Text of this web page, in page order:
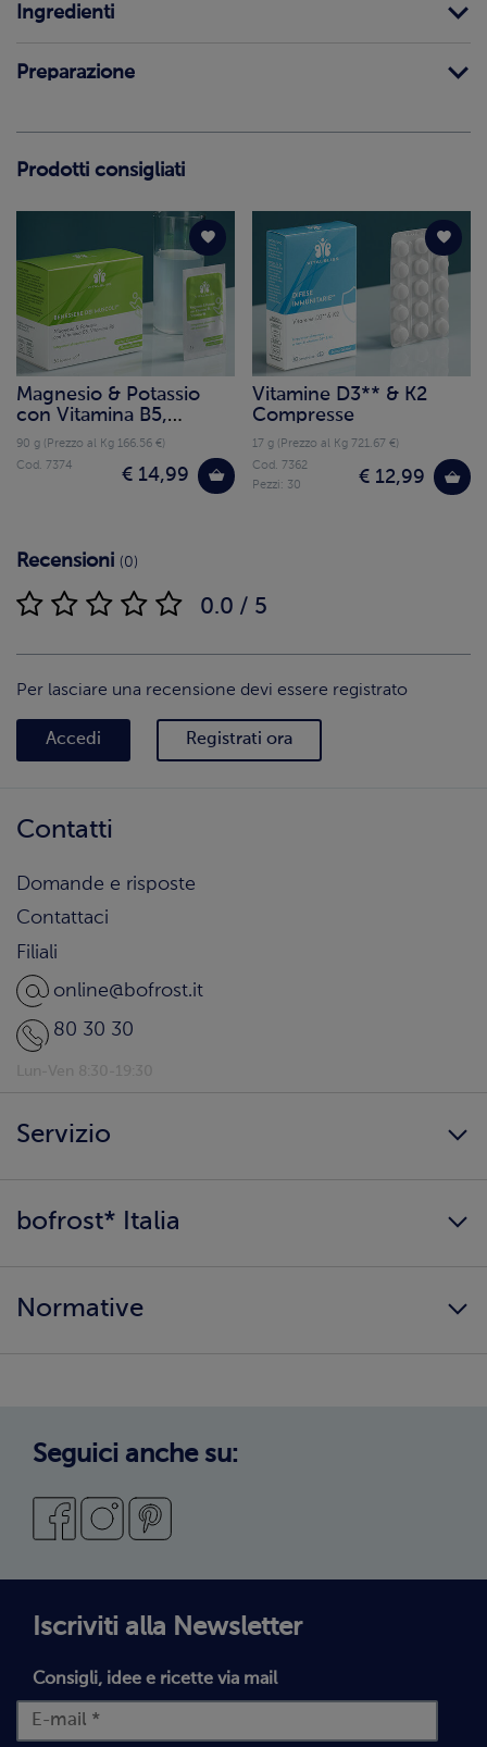
Ingredienti
Preparazione
Prodotti consigliati
Magnesio & Potassio
con Vitamina B5,
Vitamina B6
90 g (Prezzo al Kg 166.56 €)
€ 14,99
Cod. 7374
Vitamine D3** & K2
Compresse
17 g (Prezzo al Kg 721.67 €)
€ 12,99
Cod. 7362
Pezzi: 30
Recensioni (0)
0.0 / 5
Per lasciare una recensione devi essere registrato
Accedi Registrati ora
Contatti
Domande e risposte
Contattaci
Filiali
online@bofrost.it
80 30 30
Servizio
Presenta un amico
bofrost* Italia
Surgelati di qualità
Normative
Preferenze cookie
Condizioni Generali di Vendita
Codice Etico
Seguici anche su:
Iscriviti alla Newsletter
Consigli, idee e ricette via mail